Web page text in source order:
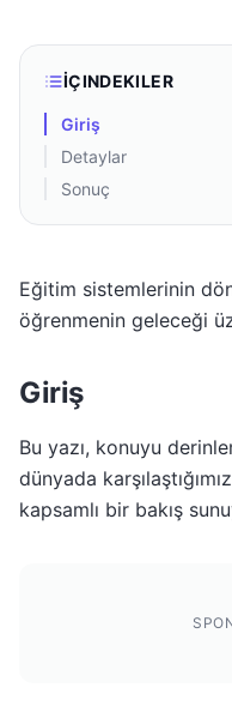
İÇINDEKILER
Giriş
Detaylar
Sonuç
Eğitim sistemlerinin
öğrenmenin geleceği
Giriş
Bu yazı, konuyu
dünyada
kapsamlı bir bakış